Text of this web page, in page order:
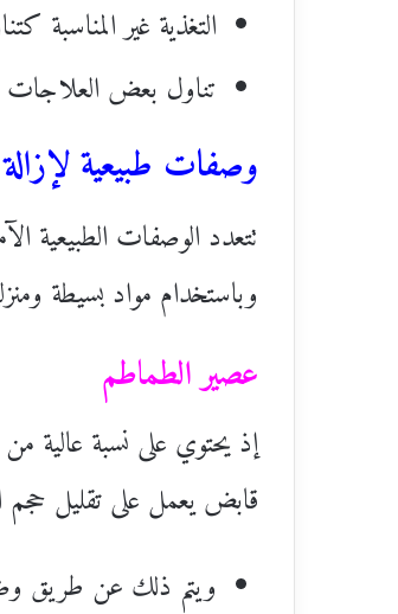
التغذية غير المناسبة
تناول بعض العلاجات
وصفات طبيعية
تتعدد الوصفات الطبيعية
وباستخدام مواد بسيطة
عصير الطماطم
إذ يحتوي على نسبة عالية
قابض يعمل على تقليل حجم
ويتم ذلك عن طريق